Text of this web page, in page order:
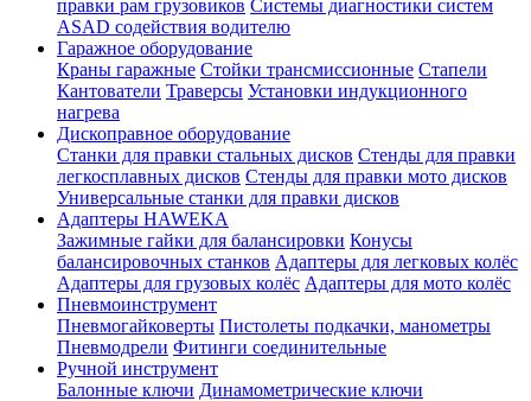
правки рам грузовиков Системы диагностики систем
ASAD содействия водителю
Гаражное оборудование
Краны гаражные Стойки трансмиссионные Стапели
Кантователи Траверсы Установки индукционного
нагрева
Дископравное оборудование
Станки для правки стальных дисков Стенды для правки
легкосплавных дисков Стенды для правки мото дисков
Универсальные станки для правки дисков
Адаптеры HAWEKA
Зажимные гайки для балансировки Конусы
балансировочных станков Адаптеры для легковых колёс
Адаптеры для грузовых колёс Адаптеры для мото колёс
Пневмоинструмент
Пневмогайковерты Пистолеты подкачки, манометры
Пневмодрели Фитинги соединительные
Ручной инструмент
Балонные ключи Динамометрические ключи